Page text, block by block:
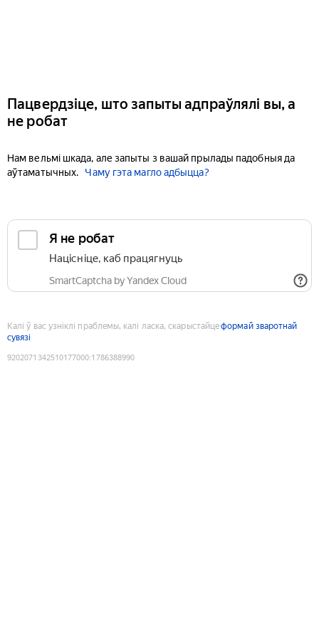
Пацвердзіце, што запыты адпраўлялі вы, а
не робат
Нам вельмі шкада, але запыты з вашай прылады падобныя да
аўтаматычных.
Чаму гэта магло адбыцца?
Я не робат
Націсніце, каб працягнуць
SmartCaptcha by Yandex Cloud
Калі ў вас узніклі праблемы, калі ласка, скарыстайцеформай зваротнай
сувязі
9202071342510177000:1786388990